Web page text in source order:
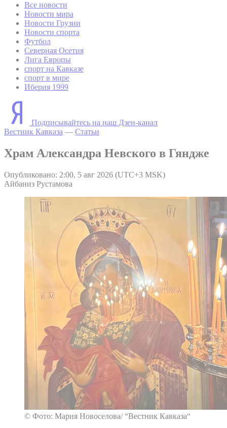
Все новости
Новости мира
Новости Грузии
Новости спорта
Футбол
Северная Осетия
Лига Европы
спорт на Кавказе
спорт в мире
Иберия 1999
Подписывайтесь на наш Дзен-канал
Вестник Кавказа — Статьи
Храм Александра Невского в Гяндже
Опубликовано: 2:00, 5 авг 2026 (UTC+3 MSK)
Айбаниз Рустамова
© Фото: Мария Новоселова/ “Вестник Кавказа“